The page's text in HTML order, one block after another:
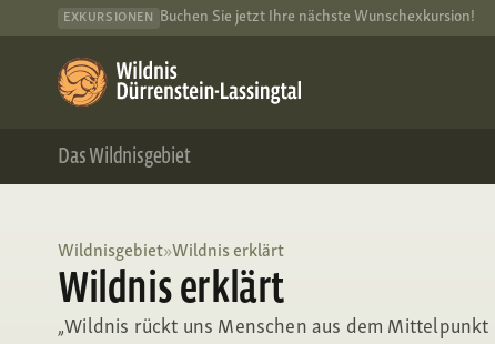
EXKURSIONEN Buchen Sie jetzt Ihre nächste Wunschexkursion!
Das Wildnisgebiet
Wildnisgebiet»Wildnis erklärt
Wildnis erklärt
„Wildnis rückt uns Menschen aus dem